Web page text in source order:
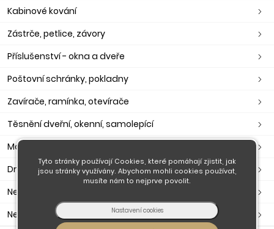
Kabinové kování
Zástrče, petlice, závory
Příslušenství - okna a dveře
Poštovní schránky, pokladny
Zavírače, ramínka, otevírače
Těsnění dveřní, okenní, samolepící
Madla
Držáky madla
Nerezové zábradlí
Nerezové komponenty
Tyto stránky používají Cookies, které pomáhají zjistit, jak
jsou stránky využívány. Abychom mohli cookies používat,
musíte nám to nejprve povolit.